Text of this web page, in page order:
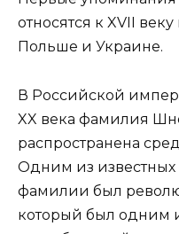
относятся к XVII
Польше и Украине.
В Российской
XX века фамилия
распространена
Одним из известных
фамилии был
который был одним